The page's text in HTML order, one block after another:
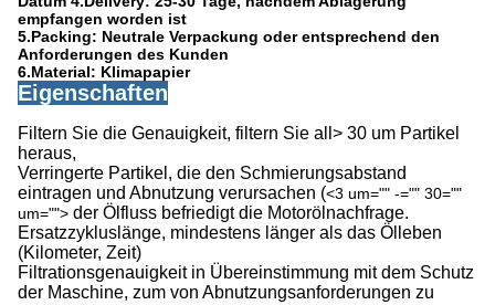
empfangen worden ist
5.Packing: Neutrale Verpackung oder entsprechend den
Anforderungen des Kunden
6.Material: Klimapapier
Eigenschaften
Filtern Sie die Genauigkeit, filtern Sie all> 30 um Partikel
heraus,
Verringerte Partikel, die den Schmierungsabstand
eintragen und Abnutzung verursachen (<3 um="" -="" 30=""
um=""> der Ölfluss befriedigt die Motorölnachfrage.
Ersatzzykluslänge, mindestens länger als das Ölleben
(Kilometer, Zeit)
Filtrationsgenauigkeit in Übereinstimmung mit dem Schutz
der Maschine, zum von Abnutzungsanforderungen zu